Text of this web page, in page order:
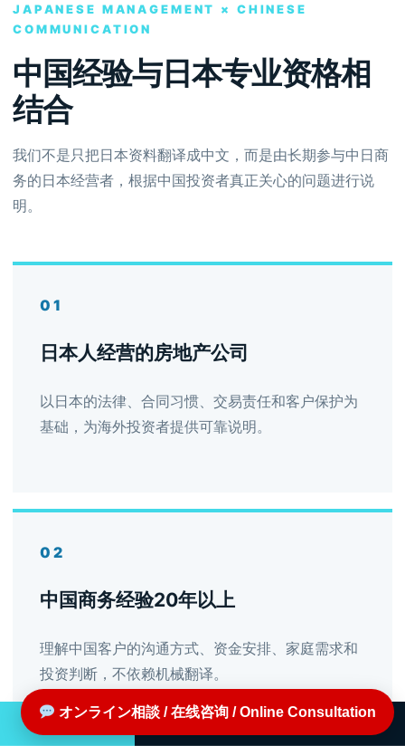
JAPANESE MANAGEMENT × CHINESE
COMMUNICATION
中国经验与日本专业资格相
结合
我们不是只把日本资料翻译成中文，而是由长期参与中日商
务的日本经营者，根据中国投资者真正关心的问题进行说
明。
01
日本人经营的房地产公司
以日本的法律、合同习惯、交易责任和客户保护为
基础，为海外投资者提供可靠说明。
02
中国商务经验20年以上
理解中国客户的沟通方式、资金安排、家庭需求和
投资判断，不依赖机械翻译。
电话 邮件
オンライン相談 / 在线咨询 / Online Consultation